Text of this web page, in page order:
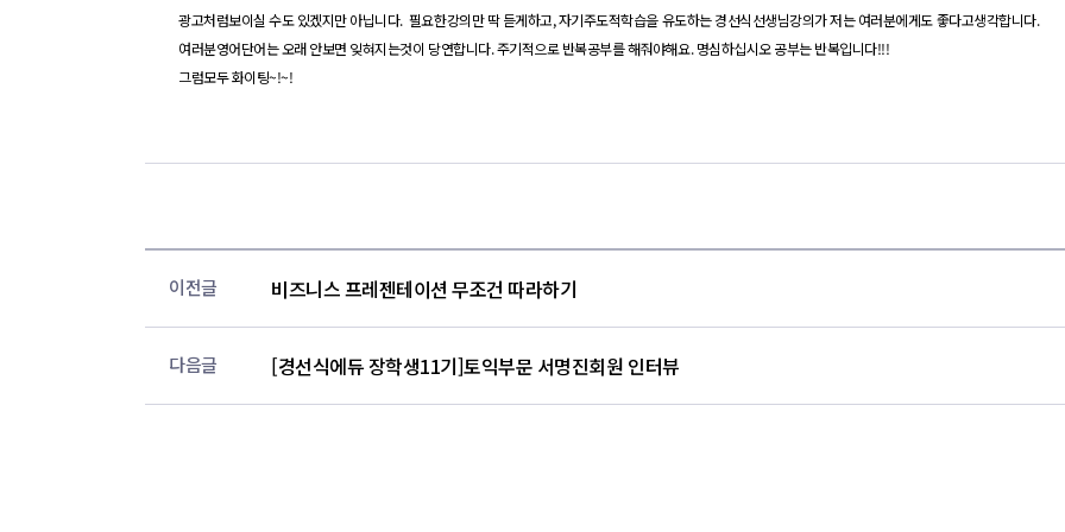
광고처럼보이실 수도 있겠지만 아닙니다. 필요한강의만 딱듣게하고,자기주도적학습을유도하는경선식선생님강의가저는 여러분에게도좋다고생각합니다.
여러분영어단어는 오래 안보면 잊혀지는것이 당연합니다.주기적으로 반복공부를해줘야해요.명심하십시오 공부는 반복입니다!!!
그럼모두화이팅~!~!
이전글 비즈니스 프레젠테이션 무조건 따라하기
다음글 [경선식에듀 장학생11기]토익부문 서명진회원 인터뷰